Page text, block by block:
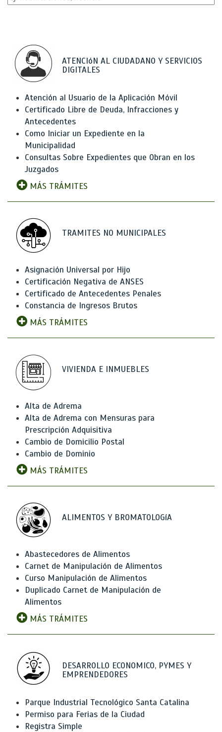
ATENCIóN AL CIUDADANO Y SERVICIOS
DIGITALES
Atención al Usuario de la Aplicación Móvil
Certificado Libre de Deuda, Infracciones y
Antecedentes
Como Iniciar un Expediente en la
Municipalidad
Consultas Sobre Expedientes que Obran en los
Juzgados
MÁS TRÁMITES
TRAMITES NO MUNICIPALES
Asignación Universal por Hijo
Certificación Negativa de ANSES
Certificado de Antecedentes Penales
Constancia de Ingresos Brutos
MÁS TRÁMITES
VIVIENDA E INMUEBLES
Alta de Adrema
Alta de Adrema con Mensuras para
Prescripción Adquisitiva
Cambio de Domicilio Postal
Cambio de Dominio
MÁS TRÁMITES
ALIMENTOS Y BROMATOLOGíA
Abastecedores de Alimentos
Carnet de Manipulación de Alimentos
Curso Manipulación de Alimentos
Duplicado Carnet de Manipulación de
Alimentos
MÁS TRÁMITES
DESARROLLO ECONOMICO, PYMES Y
EMPRENDEDORES
Parque Industrial Tecnológico Santa Catalina
Permiso para Ferias de la Ciudad
Registra Simple